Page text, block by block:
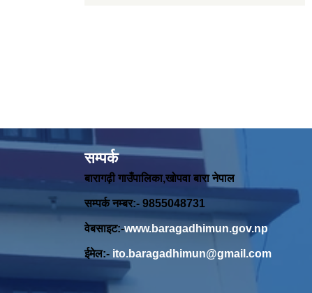
सम्पर्क
बारागढ़ी गाउँपालिका,खोपवा बारा नेपाल
सम्पर्क नम्बर:- 9855048731
वेबसाइट:-www.baragadhimun.gov.np
ईमेल:- ito.baragadhimun@gmail.com